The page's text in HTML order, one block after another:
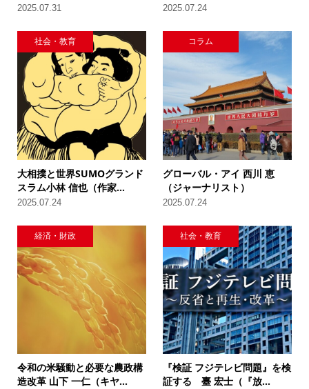
2025.07.31 2025.07.24
社会・教育
大相撲と世界SUMOグランド
スラム小林 信也（作家...
2025.07.24
コラム
グローバル・アイ 西川 恵
（ジャーナリスト）
2025.07.24
経済・財政
令和の米騒動と必要な農政構
造改革 山下 一仁（キヤ...
社会・教育
『検証 フジテレビ問題』を検
証する 臺 宏士（『放...